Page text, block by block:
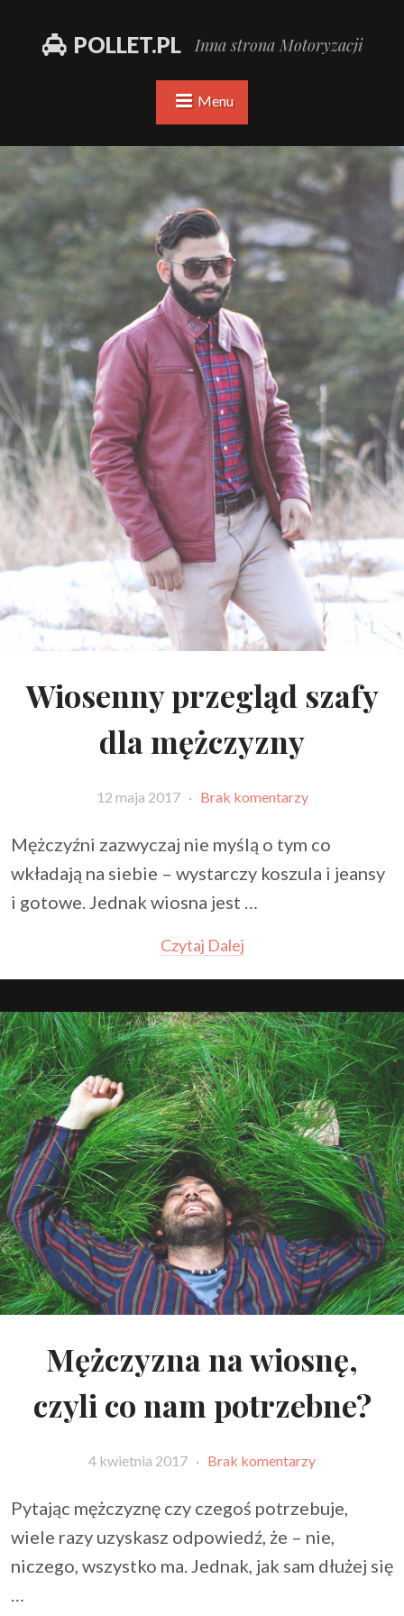
POLLET.PL Inna strona Motoryzacji
Menu
Wiosenny przegląd szafy
dla mężczyzny
12 maja 2017 · Brak komentarzy
Mężczyźni zazwyczaj nie myślą o tym co
wkładają na siebie – wystarczy koszula i jeansy
i gotowe. Jednak wiosna jest …
Czytaj Dalej
Mężczyzna na wiosnę,
czyli co nam potrzebne?
4 kwietnia 2017 · Brak komentarzy
Pytając mężczyznę czy czegoś potrzebuje,
wiele razy uzyskasz odpowiedź, że – nie,
niczego, wszystko ma. Jednak, jak sam dłużej się
…